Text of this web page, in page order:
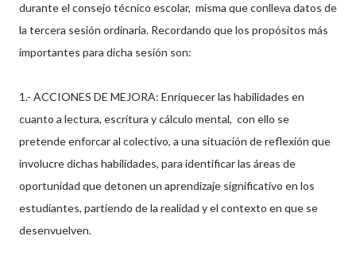
durante el consejo técnico escolar, misma que conlleva datos de
la tercera sesión ordinaria. Recordando que los propósitos más
importantes para dicha sesión son:
1.- ACCIONES DE MEJORA: Enriquecer las habilidades en
cuanto a lectura, escritura y cálculo mental, con ello se
pretende enforcar al colectivo, a una situación de reflexión que
involucre dichas habilidades, para identificar las áreas de
oportunidad que detonen un aprendizaje significativo en los
estudiantes, partiendo de la realidad y el contexto en que se
desenvuelven.